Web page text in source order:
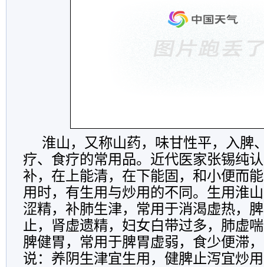
淮山，又称山药，味甘性平，入脾
疗、食疗的常用品。近代医家张锡纯
补，在上能清，在下能固，和小便而
用时，有生用与炒用的不同。生用淮
涩精，补肺生津，常用于消渴虚热，
止，肾虚遗精，妇女白带过多，肺虚
脾健胃，常用于脾胃虚弱，食少便滞
说：养阴生津宜生用，健脾止泻宜炒